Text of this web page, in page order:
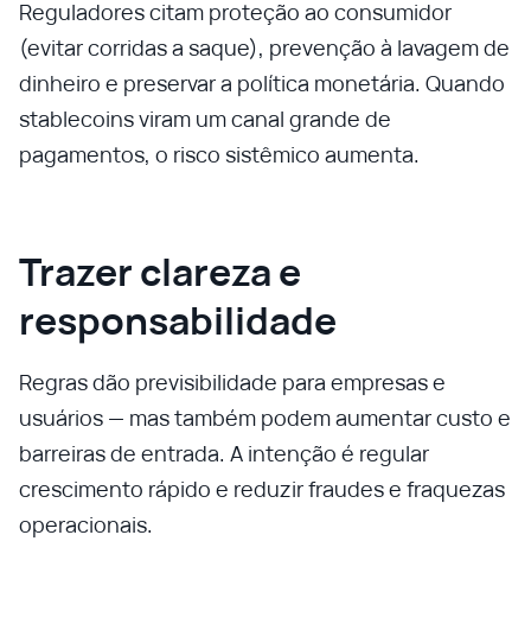
Reguladores citam proteção ao consumidor
(evitar corridas a saque), prevenção à lavagem de
dinheiro e preservar a política monetária. Quando
stablecoins viram um canal grande de
pagamentos, o risco sistêmico aumenta.
Trazer clareza e
responsabilidade
Regras dão previsibilidade para empresas e
usuários — mas também podem aumentar custo e
barreiras de entrada. A intenção é regular
crescimento rápido e reduzir fraudes e fraquezas
operacionais.